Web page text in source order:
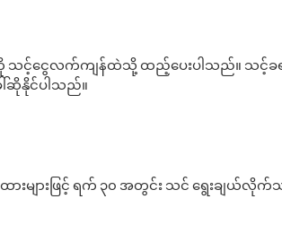
သင့်ငွေလက်ကျန်ထဲသို့ ထည့်ပေးပါသည်။ သင့်ခ
ါ်ဆိုနိုင်ပါသည်။
းများဖြင့် ရက် ၃၀ အတွင်း သင် ရွေးချယ်လို